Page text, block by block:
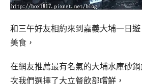
和三午好友相約來到嘉義大埔一日
美食，
在網友推薦最有名氣的大埔水庫砂
次我們選擇了大立餐飲部嚐鮮，